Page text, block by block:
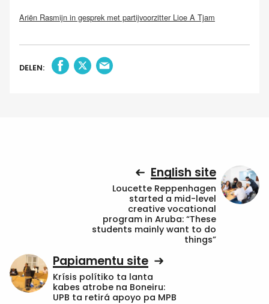
Ariën Rasmijn in gesprek met partijvoorzitter Lioe A Tjam
DELEN:
English site
Loucette Reppenhagen
started a mid-level
creative vocational
program in Aruba: “These
students mainly want to do
things”
Papiamentu site
Krísis polítiko ta lanta
kabes atrobe na Boneiru:
UPB ta retirá apoyo pa MPB